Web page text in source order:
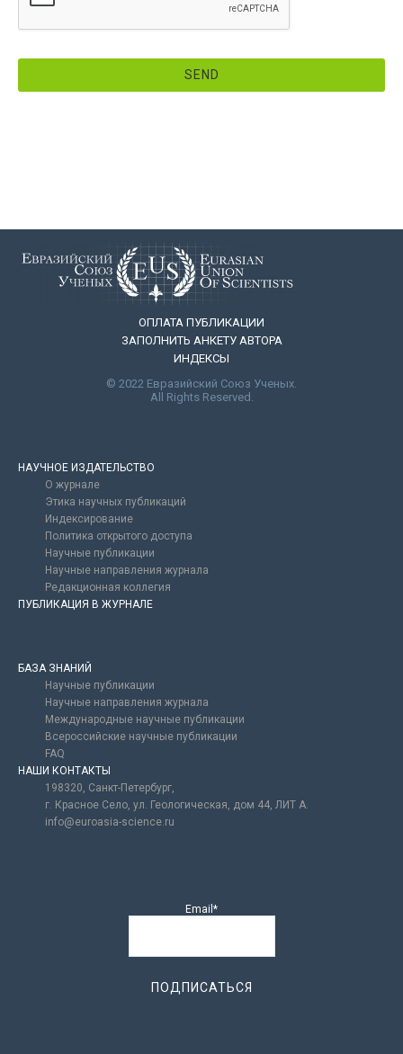
SEND
ОПЛАТА ПУБЛИКАЦИИ
ЗАПОЛНИТЬ АНКЕТУ АВТОРА
ИНДЕКСЫ
© 2022 Евразийский Союз Ученых.
All Rights Reserved.
НАУЧНОЕ ИЗДАТЕЛЬСТВО
О журнале
Этика научных публикаций
Индексирование
Политика открытого доступа
Научные публикации
Научные направления журнала
Редакционная коллегия
ПУБЛИКАЦИЯ В ЖУРНАЛЕ
БАЗА ЗНАНИЙ
Научные публикации
Научные направления журнала
Международные научные публикации
Всероссийские научные публикации
FAQ
НАШИ КОНТАКТЫ
198320, Санкт-Петербург,
г. Красное Село, ул. Геологическая, дом 44, ЛИТ А.
info@euroasia-science.ru
Email*